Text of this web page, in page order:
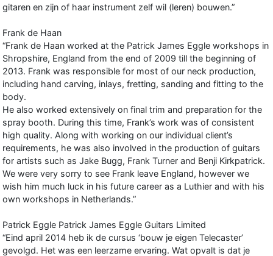
gitaren en zijn of haar instrument zelf wil (leren) bouwen.”
Frank de Haan
“Frank de Haan worked at the Patrick James Eggle workshops in
Shropshire, England from the end of 2009 till the beginning of
2013. Frank was responsible for most of our neck production,
including hand carving, inlays, fretting, sanding and fitting to the
body.
He also worked extensively on final trim and preparation for the
spray booth. During this time, Frank’s work was of consistent
high quality. Along with working on our individual client’s
requirements, he was also involved in the production of guitars
for artists such as Jake Bugg, Frank Turner and Benji Kirkpatrick.
We were very sorry to see Frank leave England, however we
wish him much luck in his future career as a Luthier and with his
own workshops in Netherlands.”
Patrick Eggle Patrick James Eggle Guitars Limited
“Eind april 2014 heb ik de cursus ‘bouw je eigen Telecaster’
gevolgd. Het was een leerzame ervaring. Wat opvalt is dat je